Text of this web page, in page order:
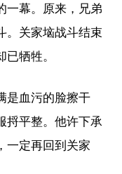
一幕。原来，兄弟
。关家垴战斗结束
牺牲。
是血污的脸擦干
捋平整。他许下承
一定再回到关家